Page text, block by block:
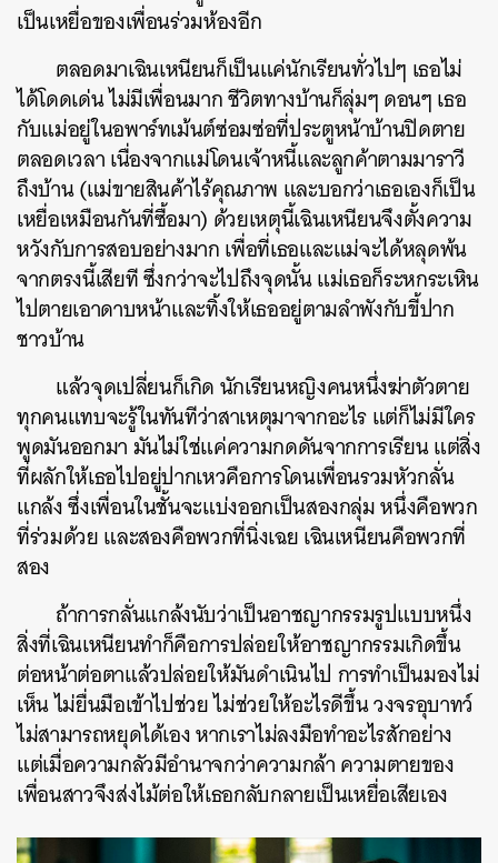
เป็นเหยื่อของเพื่อนร่วมห้องอีก
ตลอดมาเฉินเหนียนก็เป็นแค่นักเรียนทั่วไปๆ เธอไม่
ได้โดดเด่น ไม่มีเพื่อนมาก ชีวิตทางบ้านก็ลุ่มๆ ดอนๆ เธอ
กับแม่อยู่ในอพาร์ทเม้นต์ซ่อมซ่อที่ประตูหน้าบ้านปิดตาย
ตลอดเวลา เนื่องจากแม่โดนเจ้าหนี้และลูกค้าตามมาราวี
ถึงบ้าน (แม่ขายสินค้าไร้คุณภาพ และบอกว่าเธอเองก็เป็น
เหยื่อเหมือนกันที่ซื้อมา) ด้วยเหตุนี้เฉินเหนียนจึงตั้งความ
หวังกับการสอบอย่างมาก เพื่อที่เธอและแม่จะได้หลุดพ้น
จากตรงนี้เสียที ซึ่งกว่าจะไปถึงจุดนั้น แม่เธอก็ระหกระเหิน
ไปตายเอาดาบหน้าและทิ้งให้เธออยู่ตามลำพังกับขี้ปาก
ชาวบ้าน
แล้วจุดเปลี่ยนก็เกิดนักเรียนหญิงคนหนึ่งฆ่าตัวตาย
ทุกคนแทบจะรู้ในทันทีว่าสาเหตุมาจากอะไร แต่ก็ไม่มีใคร
พูดมันออกมา มันไม่ใช่แค่ความกดดันจากการเรียน แต่สิ่ง
ที่ผลักให้เธอไปอยู่ปากเหวคือการโดนเพื่อนรวมหัวกลั่น
แกล้ง ซึ่งเพื่อนในชั้นจะแบ่งออกเป็นสองกลุ่ม หนึ่งคือพวก
ที่ร่วมด้วย และสองคือพวกที่นิ่งเฉย เฉินเหนียนคือพวกที่
สอง
ถ้าการกลั่นแกล้งนับว่าเป็นอาชญากรรมรูปแบบหนึ่ง
สิ่งที่เฉินเหนียนทำก็คือการปล่อยให้อาชญากรรมเกิดขึ้น
ต่อหน้าต่อตาแล้วปล่อยให้มันดำเนินไป การทำเป็นมองไม่
เห็น ไม่ยื่นมือเข้าไปช่วย ไม่ช่วยให้อะไรดีขึ้น วงจรอุบาทว์
ไม่สามารถหยุดได้เอง หากเราไม่ลงมือทำอะไรสักอย่าง
แต่เมื่อความกลัวมีอำนาจกว่าความกล้า ความตายของ
เพื่อนสาวจึงส่งไม้ต่อให้เธอกลับกลายเป็นเหยื่อเสียเอง